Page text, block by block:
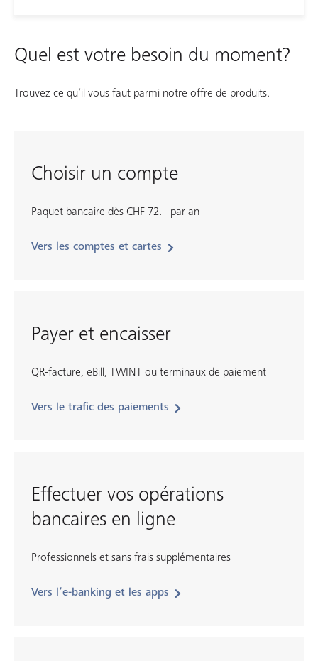
Quel est votre besoin du moment?
Trouvez ce qu’il vous faut parmi notre offre de produits.
Choisir un compte
Paquet bancaire dès CHF 72.– par an
Vers les comptes et cartes
Payer et encaisser
QR-facture, eBill, TWINT ou terminaux de paiement
Vers le trafic des paiements
Effectuer vos opérations
bancaires en ligne
Professionnels et sans frais supplémentaires
Vers l’e-banking et les apps